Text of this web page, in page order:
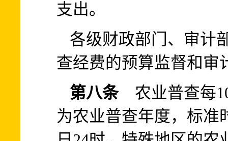
支出。
各级财政部门、审计
查经费的预算监督和审
第八条农业普查每10
为农业普查年度，标准